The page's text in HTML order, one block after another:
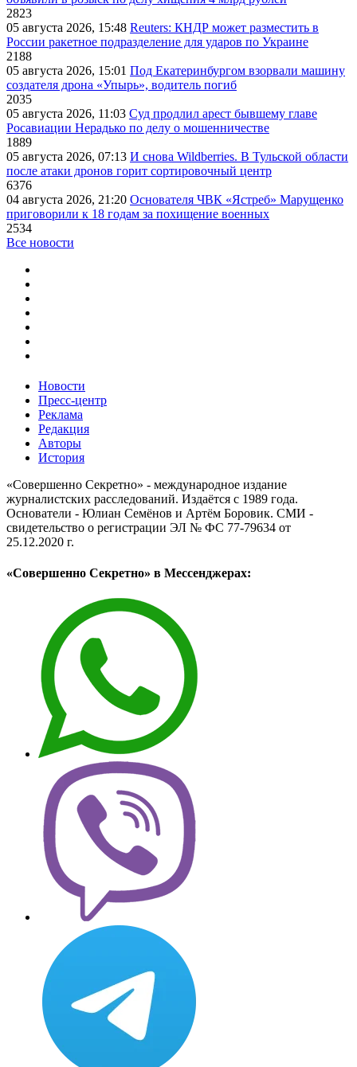
2823
05 августа 2026, 15:48 Reuters: КНДР может разместить в
России ракетное подразделение для ударов по Украине
2188
05 августа 2026, 15:01 Под Екатеринбургом взорвали машину
создателя дрона «Упырь», водитель погиб
2035
05 августа 2026, 11:03 Суд продлил арест бывшему главе
Росавиации Нерадько по делу о мошенничестве
1889
05 августа 2026, 07:13 И снова Wildberries. В Тульской области
после атаки дронов горит сортировочный центр
6376
04 августа 2026, 21:20 Основателя ЧВК «Ястреб» Марущенко
приговорили к 18 годам за похищение военных
2534
Все новости
Новости
Пресс-центр
Реклама
Редакция
Авторы
История
«Совершенно Секретно» - международное издание
журналистских расследований. Издаётся с 1989 года.
Основатели - Юлиан Семёнов и Артём Боровик. CМИ -
свидетельство о регистрации ЭЛ № ФС 77-79634 от
25.12.2020 г.
«Совершенно Секретно» в Мессенджерах: